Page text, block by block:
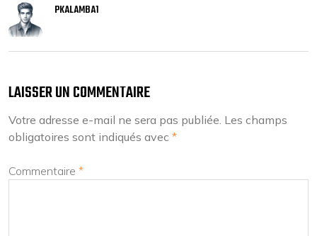
PKALAMBA1
LAISSER UN COMMENTAIRE
Votre adresse e-mail ne sera pas publiée. Les champs
obligatoires sont indiqués avec *
Commentaire *